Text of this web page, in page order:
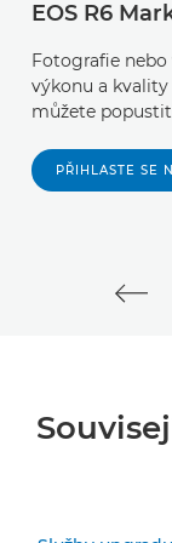
EOS R6
Fotografie
výkonu a kvality
můžete
PŘIHLASTE SE